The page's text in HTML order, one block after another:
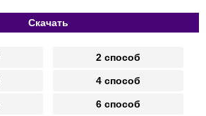
Скачать
2 способ
4 способ
6 способ